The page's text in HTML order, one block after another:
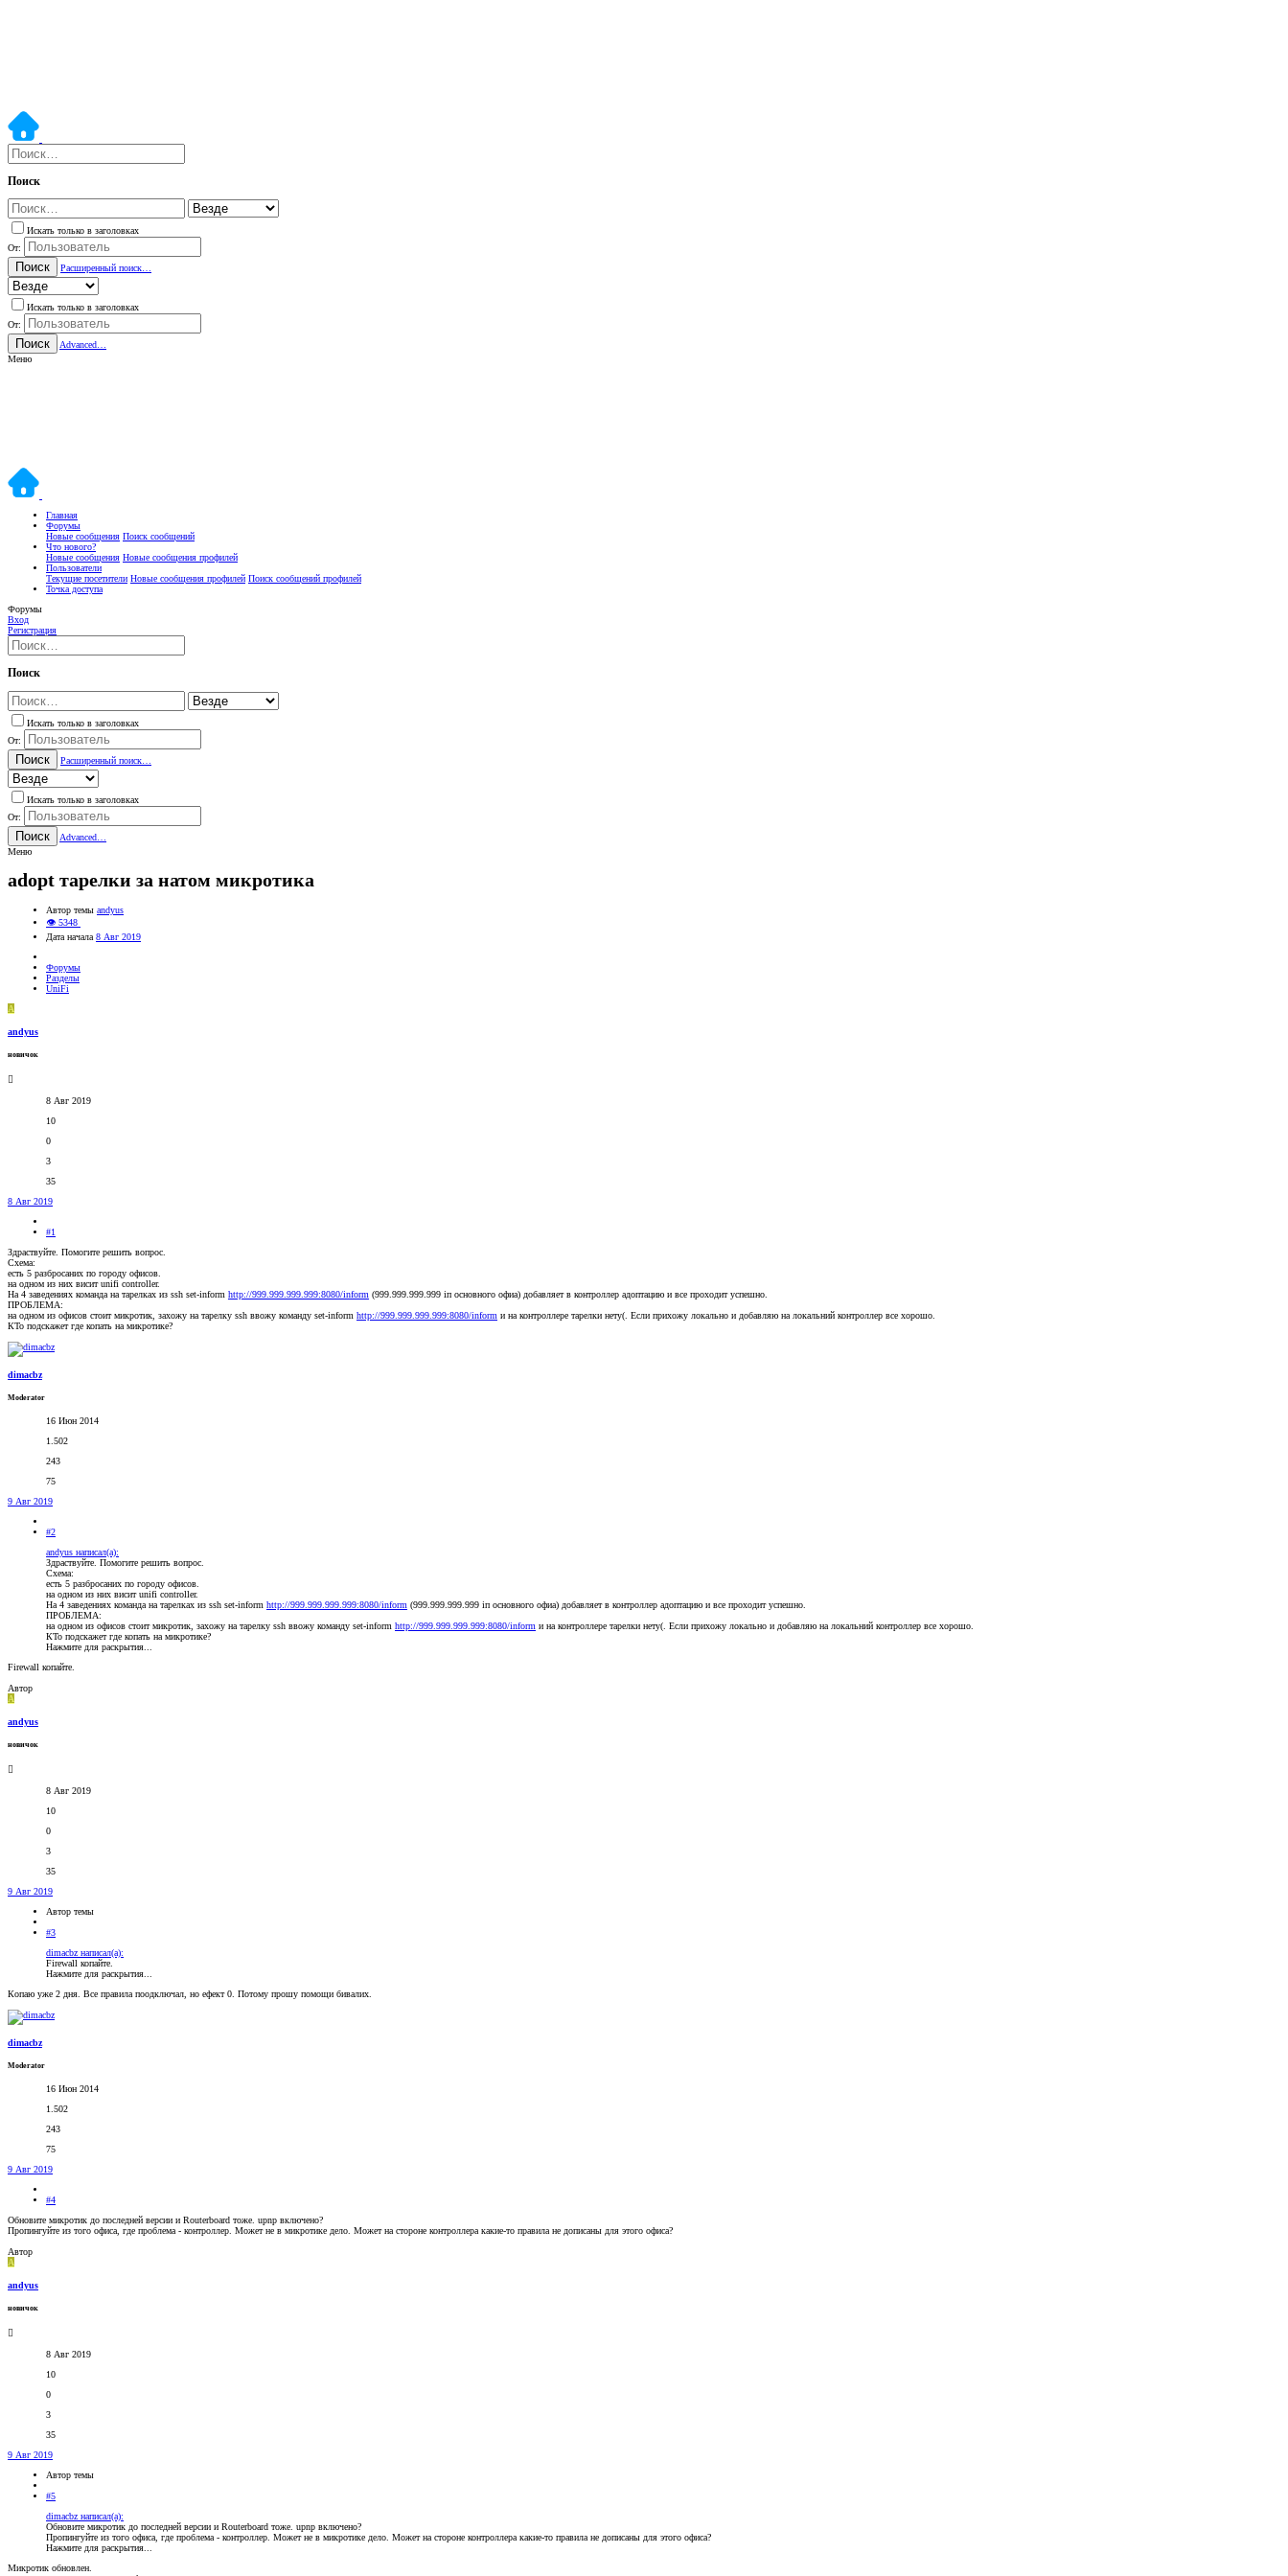
Поиск
Искать только в заголовках
От:
Поиск Расширенный поиск…
Искать только в заголовках
От:
Поиск
Advanced…
Меню
Главная
Форумы
Новые сообщения Поиск сообщений
Что нового?
Новые сообщения Новые сообщения профилей
Пользователи
Текущие посетители Новые сообщения профилей Поиск сообщений профилей
Точка доступа
Форумы
Вход
Регистрация
Поиск
Искать только в заголовках
От:
Поиск Расширенный поиск…
Искать только в заголовках
От:
Поиск
Advanced…
Меню
adopt тарелки за натом микротика
Автор темы andyus
👁 5348
Дата начала 8 Авг 2019
Форумы
Разделы
UniFi
A
andyus
новичок
8 Авг 2019
10
0
3
35
8 Авг 2019
#1
Здраствуйте. Помогите решить вопрос.
Схема:
есть 5 разбросаних по городу офисов.
на одном из них висит unifi controller.
На 4 заведениях команда на тарелках из ssh set-inform http://999.999.999.999:8080/inform (999.999.999.999 іп основного офиа) добавляет в контроллер адоптацию и все проходит успешно.
ПРОБЛЕМА:
на одном из офисов стоит микротик, захожу на тарелку ssh ввожу команду set-inform http://999.999.999.999:8080/inform и на контроллере тарелки нету(. Если прихожу локально и добавляю на локальний контроллер все хорошо.
КТо подскажет где копать на микротике?
dimacbz
Moderator
16 Июн 2014
1.502
243
75
9 Авг 2019
#2
andyus написал(а):
Здраствуйте. Помогите решить вопрос.
Схема:
есть 5 разбросаних по городу офисов.
на одном из них висит unifi controller.
На 4 заведениях команда на тарелках из ssh set-inform http://999.999.999.999:8080/inform (999.999.999.999 іп основного офиа) добавляет в контроллер адоптацию и все проходит успешно.
ПРОБЛЕМА:
на одном из офисов стоит микротик, захожу на тарелку ssh ввожу команду set-inform http://999.999.999.999:8080/inform и на контроллере тарелки нету(. Если прихожу локально и добавляю на локальний контроллер все хорошо.
КТо подскажет где копать на микротике?
Нажмите для раскрытия...
Firewall копайте.
Автор
A
andyus
новичок
8 Авг 2019
10
0
3
35
9 Авг 2019
Автор темы
#3
dimacbz написал(а):
Firewall копайте.
Нажмите для раскрытия...
Копаю уже 2 дня. Все правила поодключал, но ефект 0. Потому прошу помощи бивалих.
dimacbz
Moderator
16 Июн 2014
1.502
243
75
9 Авг 2019
#4
Обновите микротик до последней версии и Routerboard тоже. upnp включено?
Пропингуйте из того офиса, где проблема - контроллер. Может не в микротике дело. Может на стороне контроллера какие-то правила не дописаны для этого офиса?
Автор
A
andyus
новичок
8 Авг 2019
10
0
3
35
9 Авг 2019
Автор темы
#5
dimacbz написал(а):
Обновите микротик до последней версии и Routerboard тоже. upnp включено?
Пропингуйте из того офиса, где проблема - контроллер. Может не в микротике дело. Может на стороне контроллера какие-то правила не дописаны для этого офиса?
Нажмите для раскрытия...
Микротик обновлен.